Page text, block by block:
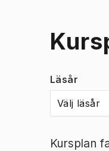
Läsår
Välj läsår
Kursplan